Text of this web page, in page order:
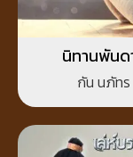
นิทานพันด
กัน นภัทร